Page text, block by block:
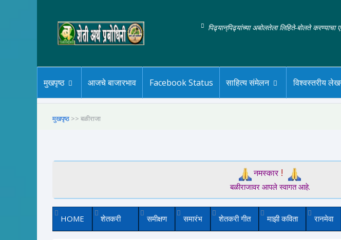
पिढ्यान्‌पिढ्यांच्या अबोलतेला लिहिते-बोलते करण्याचा
मुखपृष्ठ आजचे बाजारभाव Facebook Status साहित्य संमेलन विश्वस्तरीय
मुखपृष्ठ >> बळीराजा
नमस्कार!
बळीराजावर आपले स्वागत आहे.
HOME शेतकरी समीक्षण समारंभ शेतकरी गीत माझी कविता रानमेवा